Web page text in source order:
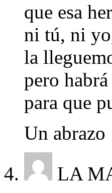
que esa
ni tú, ni
la
pero
para que
Un abrazo
LA